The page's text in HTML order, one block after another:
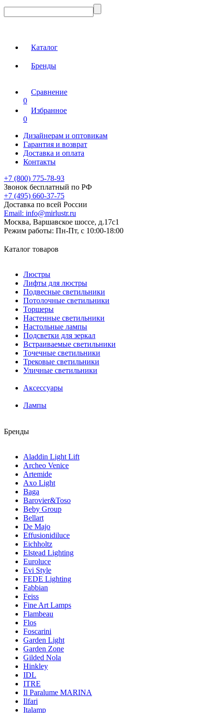
Каталог
Бренды
Сравнение
0
Избранное
0
Дизайнерам и оптовикам
Гарантия и возврат
Доставка и оплата
Контакты
+7 (800) 775-78-93
Звонок бесплатный по РФ
+7 (495) 660-37-75
Доставка по всей России
Email: info@mirlustr.ru
Москва, Варшавское шоссе, д.17c1
Режим работы: Пн-Пт, с 10:00-18:00
Каталог товаров
Люстры
Лифты для люстры
Подвесные светильники
Потолочные светильники
Торшеры
Настенные светильники
Настольные лампы
Подсветки для зеркал
Встраиваемые светильники
Точечные светильники
Трековые светильники
Уличные светильники
Аксессуары
Лампы
Бренды
Aladdin Light Lift
Archeo Venice
Artemide
Axo Light
Baga
Barovier&Toso
Beby Group
Bellart
De Majo
Effusionidiluce
Eichholtz
Elstead Lighting
Euroluce
Evi Style
FEDE Lighting
Fabbian
Feiss
Fine Art Lamps
Flambeau
Flos
Foscarini
Garden Light
Garden Zone
Gilded Nola
Hinkley
IDL
ITRE
Il Paralume MARINA
Ilfari
Italamp